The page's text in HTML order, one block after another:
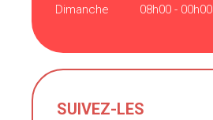
Dimanche
08h00 - 00h00
SUIVEZ-LES